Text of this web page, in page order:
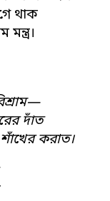
থাক
দাঁত
করাত।